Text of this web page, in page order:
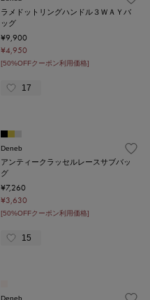
ラメドットリングハンドル３ＷＡＹバ
ッグ
¥9,900
¥4,950
[50%OFFクーポン利用価格]
17
Deneb
アンティークラッセルレースサブバッ
グ
¥7,260
¥3,630
[50%OFFクーポン利用価格]
15
Deneb